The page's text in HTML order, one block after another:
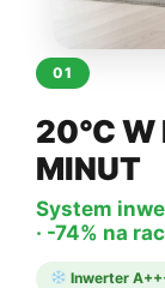
01
20°C W
MINUT
System
· -74% na
Inwerter